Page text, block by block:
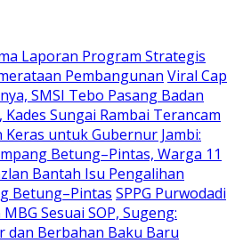
Laporan Program Strategis
Pembangunan Viral Cap
SMSI Tebo Pasang Badan
Sungai Rambai Terancam
Keras untuk Gubernur Jambi:
Betung–Pintas, Warga 11
Bantah Isu Pengalihan
Betung–Pintas SPPG Purwodadi
Sesuai SOP, Sugeng:
dan Berbahan Baku Baru